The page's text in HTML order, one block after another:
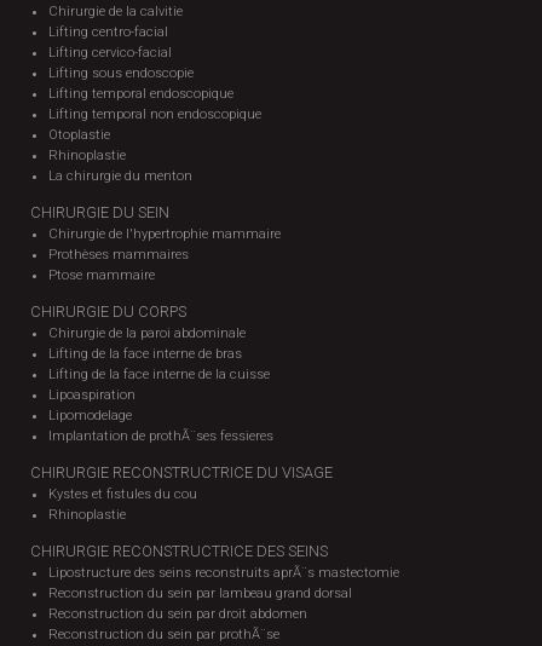
Chirurgie de la calvitie
Lifting centro-facial
Lifting cervico-facial
Lifting sous endoscopie
Lifting temporal endoscopique
Lifting temporal non endoscopique
Otoplastie
Rhinoplastie
La chirurgie du menton
CHIRURGIE DU SEIN
Chirurgie de l'hypertrophie mammaire
Prothèses mammaires
Ptose mammaire
CHIRURGIE DU CORPS
Chirurgie de la paroi abdominale
Lifting de la face interne de bras
Lifting de la face interne de la cuisse
Lipoaspiration
Lipomodelage
Implantation de prothÃ¨ses fessieres
CHIRURGIE RECONSTRUCTRICE DU VISAGE
Kystes et fistules du cou
Rhinoplastie
CHIRURGIE RECONSTRUCTRICE DES SEINS
Lipostructure des seins reconstruits aprÃ¨s mastectomie
Reconstruction du sein par lambeau grand dorsal
Reconstruction du sein par droit abdomen
Reconstruction du sein par prothÃ¨se